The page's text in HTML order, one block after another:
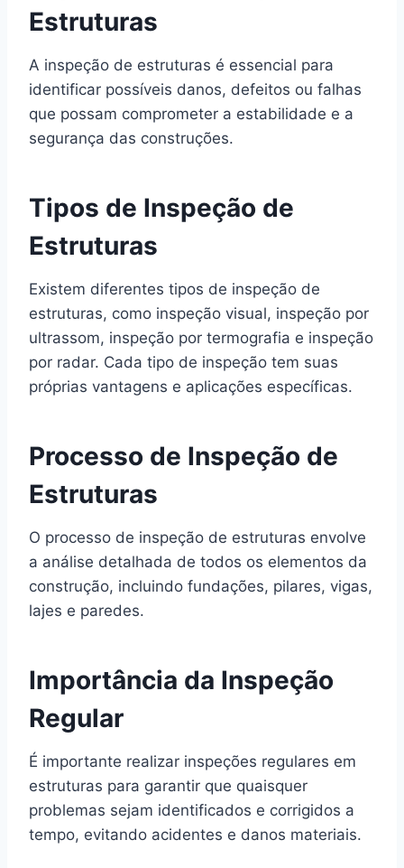
Estruturas
A inspeção de estruturas é essencial para
identificar possíveis danos, defeitos ou falhas
que possam comprometer a estabilidade e a
segurança das construções.
Tipos de Inspeção de
Estruturas
Existem diferentes tipos de inspeção de
estruturas, como inspeção visual, inspeção por
ultrassom, inspeção por termografia e inspeção
por radar. Cada tipo de inspeção tem suas
próprias vantagens e aplicações específicas.
Processo de Inspeção de
Estruturas
O processo de inspeção de estruturas envolve
a análise detalhada de todos os elementos da
construção, incluindo fundações, pilares, vigas,
lajes e paredes.
Importância da Inspeção
Regular
É importante realizar inspeções regulares em
estruturas para garantir que quaisquer
problemas sejam identificados e corrigidos a
tempo, evitando acidentes e danos materiais.